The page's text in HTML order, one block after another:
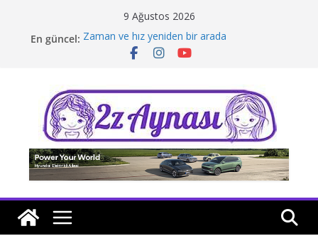
9 Ağustos 2026
En güncel: Zaman ve hız yeniden bir arada
Borusan Next Bodrum’da açıldı
Tatil rotasında test sürüşü